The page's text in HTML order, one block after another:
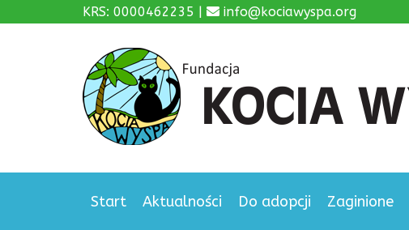
KRS: 0000462235 | info@kociawyspa.org
Start Aktualności Do adopcji Zaginione